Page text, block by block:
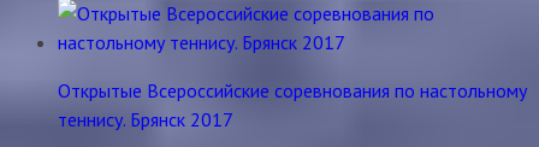
Открытые Всероссийские соревнования по настольному
теннису. Брянск 2017